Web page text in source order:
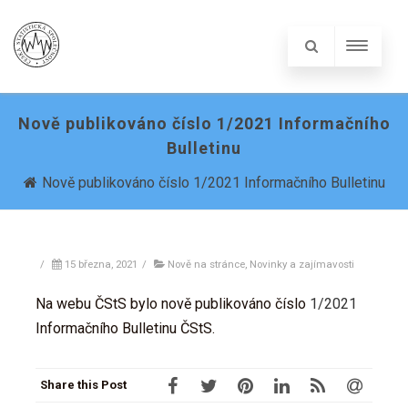
Nově publikováno číslo 1/2021 Informačního
Bulletinu
Nově publikováno číslo 1/2021 Informačního Bulletinu
/ 15 března, 2021 / Nově na stránce, Novinky a zajímavosti
Na webu ČStS bylo nově publikováno číslo 1/2021
Informačního Bulletinu ČStS.
Share this Post